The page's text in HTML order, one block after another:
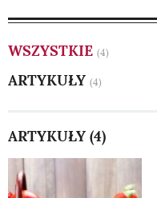
WSZYSTKIE (4)
ARTYKUŁY (4)
ARTYKUŁY (4)